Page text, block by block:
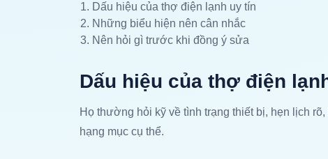
Dấu hiệu của thợ điện lạnh uy tín
Những biểu hiện nên cân nhắc
Nên hỏi gì trước khi đồng ý sửa
Dấu hiệu của thợ điện
Họ thường hỏi kỹ về tình trạng thiết bị, hẹn lịch
hạng mục cụ thể.